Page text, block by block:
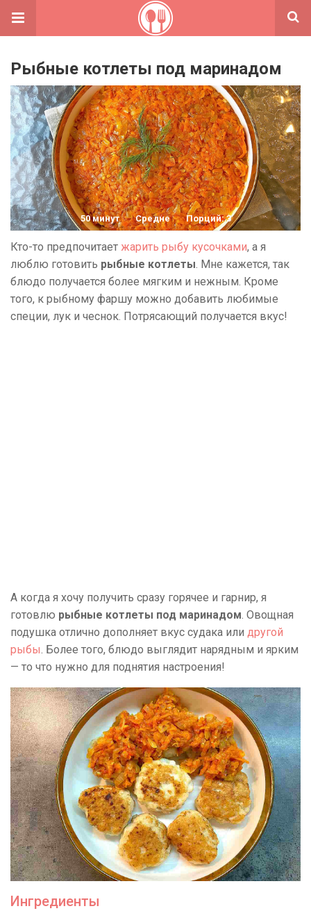
Рыбные котлеты под маринадом
50 минут Средне Порций: 3
Кто-то предпочитает жарить рыбу кусочками, а я
люблю готовить рыбные котлеты. Мне кажется, так
блюдо получается более мягким и нежным. Кроме
того, к рыбному фаршу можно добавить любимые
специи, лук и чеснок. Потрясающий получается вкус!
А когда я хочу получить сразу горячее и гарнир, я
готовлю рыбные котлеты под маринадом. Овощная
подушка отлично дополняет вкус судака или другой
рыбы. Более того, блюдо выглядит нарядным и ярким
— то что нужно для поднятия настроения!
Ингредиенты